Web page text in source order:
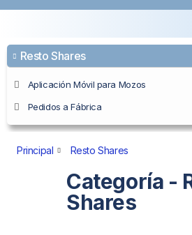
Resto Shares
Aplicación Móvil para Mozos
Pedidos a Fábrica
Principal Resto Shares
Categoría -
Shares